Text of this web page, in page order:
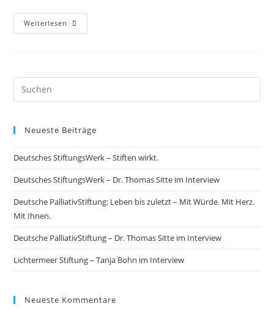
Weiterlesen
Neueste Beiträge
Deutsches StiftungsWerk – Stiften wirkt.
Deutsches StiftungsWerk – Dr. Thomas Sitte im Interview
Deutsche PalliativStiftung: Leben bis zuletzt – Mit Würde. Mit Herz.
Mit Ihnen.
Deutsche PalliativStiftung – Dr. Thomas Sitte im Interview
Lichtermeer Stiftung – Tanja Bohn im Interview
Neueste Kommentare